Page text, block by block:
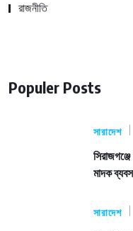
রাজনীতি
Populer Posts
সারাদেশ
মাদক
সারাদেশ